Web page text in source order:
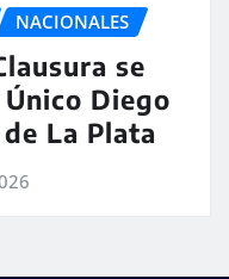
NACIONALES
se
Diego
La Plata